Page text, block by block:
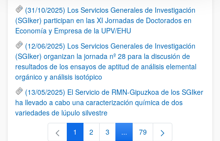
(31/10/2025) Los Servicios Generales de Investigación
(SGIker) participan en las XI Jornadas de Doctorados en
Economía y Empresa de la UPV/EHU
(12/06/2025) Los Servicios Generales de Investigación
(SGIker) organizan la jornada nº 28 para la discusión de
resultados de los ensayos de aptitud de análisis elemental
orgánico y análisis isotópico
(13/05/2025) El Servicio de RMN-Gipuzkoa de los SGIker
ha llevado a cabo una caracterización química de dos
variedades de lúpulo silvestre
Página
1 Página
2 Página
3 ...Páginas intermedias Use TAB
Página
79